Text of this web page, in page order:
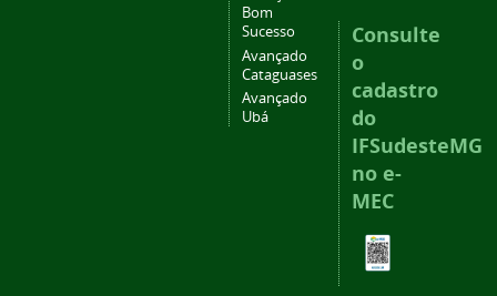
Bom
Sucesso
Avançado
Cataguases
Avançado
Ubá
Consulte
o
cadastro
do
IFSudesteMG
no e-
MEC